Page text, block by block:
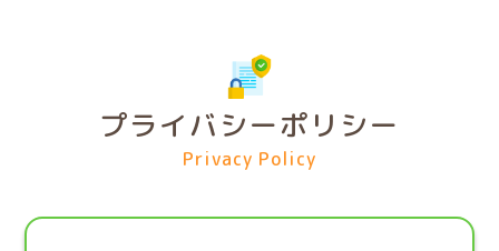
プライバシーポリシー
Privacy Policy